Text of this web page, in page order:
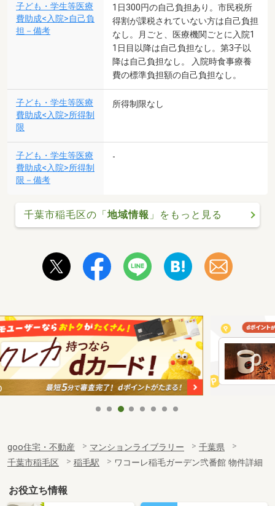
子ども・学生等医療
費助成<入院>自己負
担－備考
1日300円の自己負担あり。市民税所
得割が課税されていない方は自己負担
なし。月ごと、医療機関ごとに入院1
1日目以降は自己負担なし。第3子以
降は自己負担なし。 入院時食事療養
費の標準負担額の自己負担なし。
子ども・学生等医療
費助成<入院>所得制
限
所得制限なし
子ども・学生等医療
費助成<入院>所得制
限－備考
-
千葉市稲毛区の「 地域情報 」をもっと見る
goo住宅・不動産 マンションライブラリー
千葉県
千葉市稲毛区
稲毛駅 ワコーレ稲毛ガーデン弐番館 物件詳細
お役立ち情報